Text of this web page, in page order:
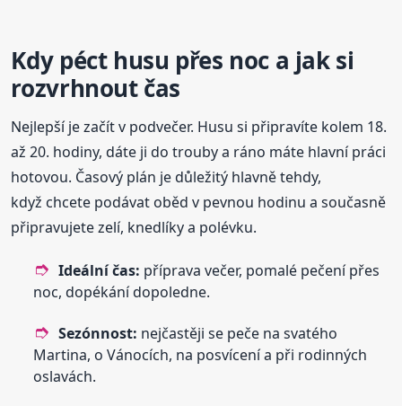
Kdy péct husu přes noc a jak si
rozvrhnout čas
Nejlepší je začít v podvečer. Husu si připravíte kolem 18.
až 20. hodiny, dáte ji do trouby a ráno máte hlavní práci
hotovou. Časový plán je důležitý hlavně tehdy,
když chcete podávat oběd v pevnou hodinu a současně
připravujete zelí, knedlíky a polévku.
Ideální čas: příprava večer, pomalé pečení přes
noc, dopékání dopoledne.
Sezónnost: nejčastěji se peče na svatého
Martina, o Vánocích, na posvícení a při rodinných
oslavách.